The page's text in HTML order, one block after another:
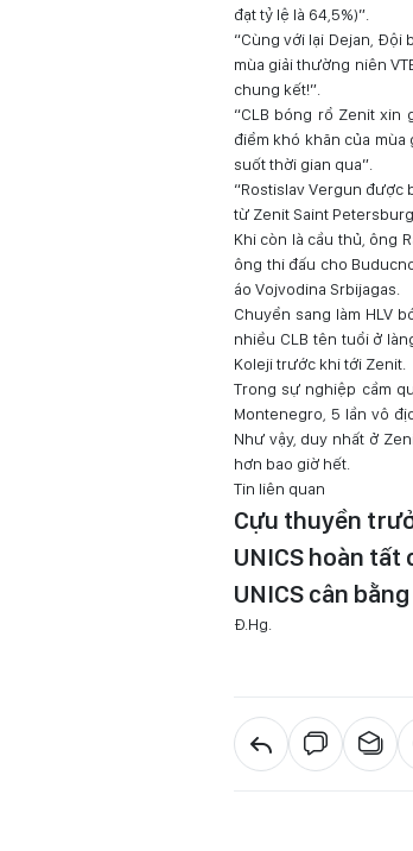
đạt tỷ lệ là 64,5%)”.
“Cùng với lại Dejan, Đội
mùa giải thường niên
chung kết!”.
“CLB bóng rổ Zenit xin
điểm khó khăn của
suốt thời gian qua”.
“Rostislav Vergun được
từ Zenit Saint
Khi còn là cầu thủ, ông
ông thi đấu cho
áo Vojvodina Srbijagas.
Chuyển sang làm HLV
nhiều CLB tên tuổi ở
Koleji trước khi tới Zenit.
Trong sự nghiệp cầm
Montenegro, 5 lần vô
Như vậy, duy nhất ở
hơn bao giờ hết.
Tin liên quan
Cựu thuyền
UNICS hoàn
UNICS cân
Đ.Hg.